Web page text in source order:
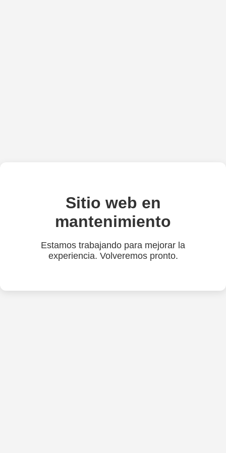
Sitio web en
mantenimiento
Estamos trabajando para mejorar la
experiencia. Volveremos pronto.